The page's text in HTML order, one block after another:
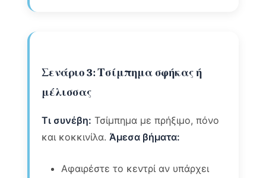
Σενάριο 3: Τσίμπημα σφήκας ή
μέλισσας
Τι συνέβη: Τσίμπημα με πρήξιμο, πόνο
και κοκκινίλα.Άμεσα βήματα:
Αφαιρέστε το κεντρί αν υπάρχει